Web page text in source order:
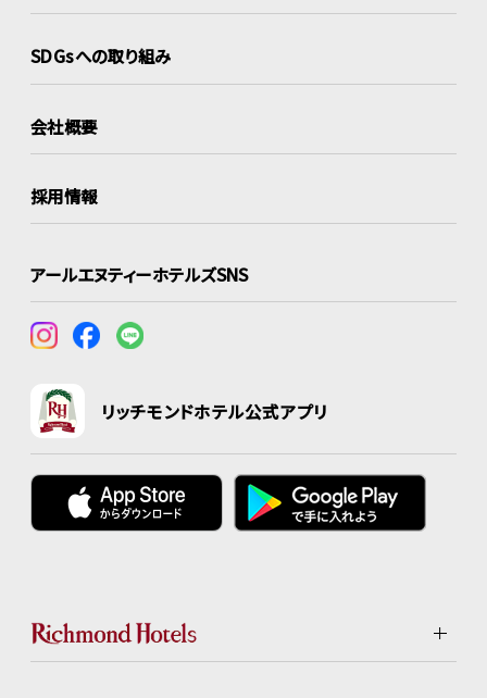
SDGsへの取り組み
会社概要
採用情報
アールエヌティーホテルズSNS
リッチモンドホテル公式アプリ